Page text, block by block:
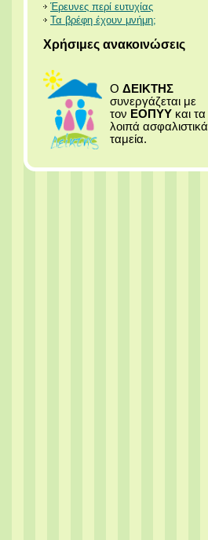
Έρευνες περί ευτυχίας
Τα βρέφη έχουν μνήμη;
Χρήσιμες ανακοινώσεις
Ο ΔΕΙΚΤΗΣ
συνεργάζεται με
τον ΕΟΠΥΥ και τα
λοιπά ασφαλιστικά
ταμεία.